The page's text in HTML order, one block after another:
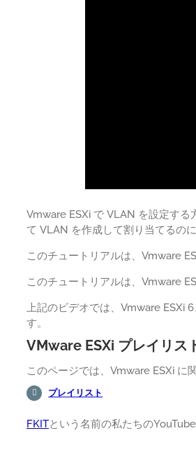
Vmware ESXi で VLAN を設定する
て VLAN を作成して割り当てるの
このチュートリアルは、Vmware
このチュートリアルは、Vmware
上記のビデオでは、Vmware ESXi
す。
VMware ESXi プレイリス
このページでは、Vmware ESXi に
プレイリスト
FKITという名前の私たちの